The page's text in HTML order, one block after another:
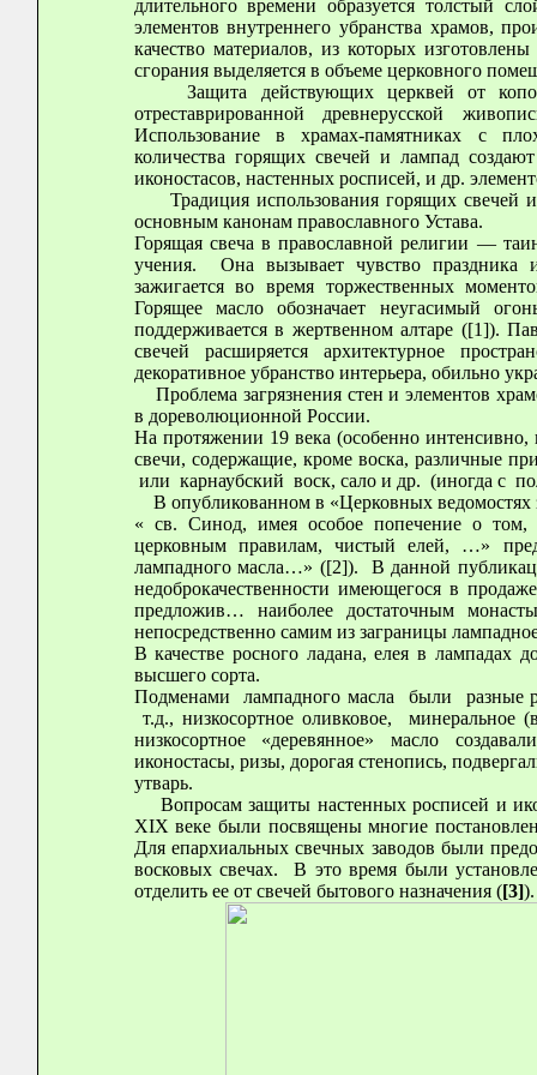
длительного времени образуется толстый
элементов внутреннего убранства храмов,
качество материалов, из которых
сгорания выделяется в объеме церковного
Защита действующих церквей от
отреставрированной древнерусской
Использование в храмах-памятниках с
количества горящих свечей и лампад
иконостасов, настенных росписей, и др.
Традиция использования горящих свечей
основным канонам православного Устава.
Горящая свеча в православной религии —
учения. Она вызывает чувство праздника
зажигается во время торжественных
Горящее масло обозначает неугасимый
поддерживается в жертвенном алтаре ([1]).
свечей расширяется архитектурное
декоративное убранство интерьера, обильно
Проблема загрязнения стен и элементов
в дореволюционной России.
На протяжении 19 века (особенно
свечи, содержащие, кроме воска, различные
или карнаубский воск, сало и др. (иногда с
В опубликованном в «Церковных ведомостях
« св. Синод, имея особое попечение о
церковным правилам, чистый елей, …»
лампадного масла…» ([2]). В данной
недоброкачественности имеющегося в
предложив… наиболее достаточным
непосредственно самим из заграницы
В качестве росного ладана, елея в лампадах
высшего сорта.
Подменами лампадного масла были разные
т.д., низкосортное оливковое, минеральное
низкосортное «деревянное» масло
иконостасы, ризы, дорогая стенопись,
утварь.
Вопросам защиты настенных росписей и
XIX веке были посвящены многие
Для епархиальных свечных заводов были
восковых свечах. В это время были
отделить ее от свечей бытового назначения ([3]).